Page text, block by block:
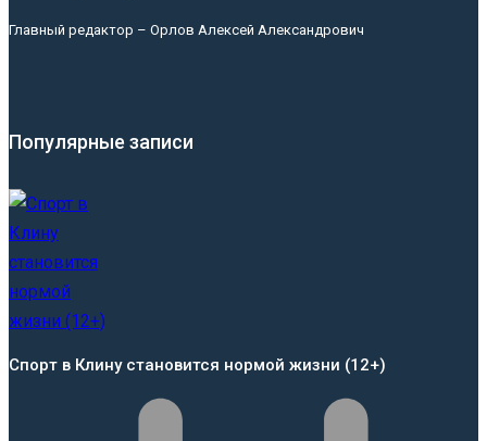
Главный редактор – Орлов Алексей Александрович
Популярные записи
Спорт в Клину становится нормой жизни (12+)